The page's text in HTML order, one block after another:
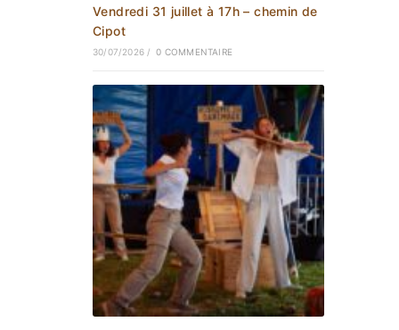
Vendredi 31 juillet à 17h – chemin de
Cipot
30/07/2026 / 0 COMMENTAIRE